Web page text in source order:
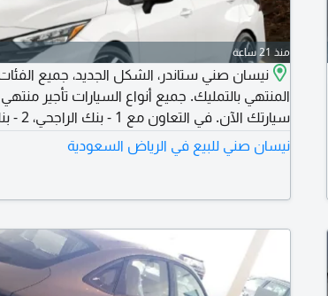
منذ 21 ساعة
المنتهي بالتمليك. جميع أنواع السيارات تأجير
نيسان صني للبيع في الرياض السعودية